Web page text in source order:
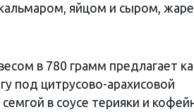
яйцом и сыром,
в 780 грамм предлагает
под цитрусово-арахисовой
в соусе терияки и